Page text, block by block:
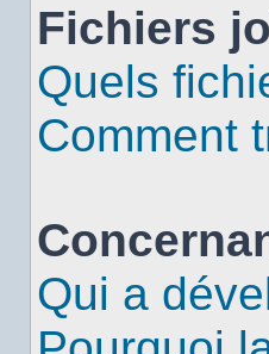
Fichiers
Quels
Comment
Qui a